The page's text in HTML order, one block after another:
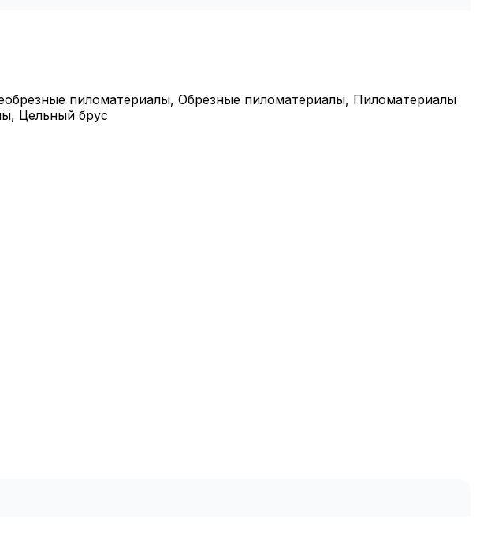
пиломатериалы, Обрезные пиломатериалы, Пиломатериалы
Цельный брус